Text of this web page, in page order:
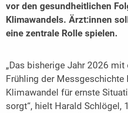
vor den gesundheitlichen
Klimawandels. Ärzt:innen
eine zentrale Rolle spielen.
„Das bisherige Jahr 2026
Frühling der Messgeschichte
Klimawandel für ernste
sorgt“, hielt Harald Schlögel,